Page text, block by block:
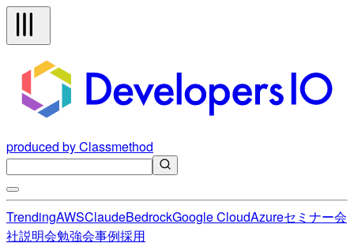
produced by Classmethod
TrendingAWSClaudeBedrockGoogle CloudAzureセミナー会
社説明会勉強会事例採用